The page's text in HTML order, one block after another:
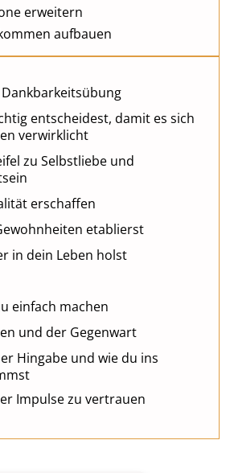
erweitern
aufbauen
entscheidest, damit es sich
verwirklicht
zu Selbstliebe und
erschaffen
etablierst
in dein Leben holst
einfach machen
und der Gegenwart
Hingabe und wie du ins
Impulse zu vertrauen